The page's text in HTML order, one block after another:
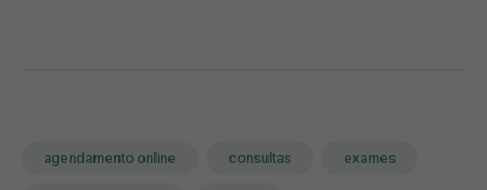
agendamento online consultas exames